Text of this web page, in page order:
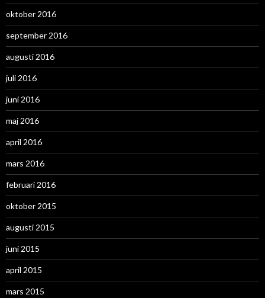
oktober 2016
september 2016
augusti 2016
juli 2016
juni 2016
maj 2016
april 2016
mars 2016
februari 2016
oktober 2015
augusti 2015
juni 2015
april 2015
mars 2015